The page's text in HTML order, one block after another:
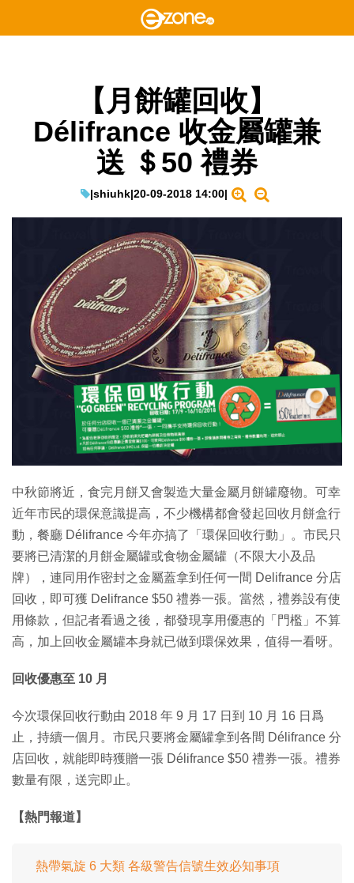
【月餅罐回收】
Délifrance 收金屬罐兼
送 ＄50 禮券
|shiuhk|20-09-2018 14:00|
中秋節將近，食完月餅又會製造大量金屬月餅罐廢物。可幸
近年市民的環保意識提高，不少機構都會發起回收月餅盒行
動，餐廳 Délifrance 今年亦搞了「環保回收行動」。市民只
要將已清潔的月餅金屬罐或食物金屬罐（不限大小及品
牌），連同用作密封之金屬蓋拿到任何一間 Delifrance 分店
回收，即可獲 Delifrance $50 禮券一張。當然，禮券設有使
用條款，但記者看過之後，都發現享用優惠的「門檻」不算
高，加上回收金屬罐本身就已做到環保效果，值得一看呀。
回收優惠至 10 月
今次環保回收行動由 2018 年 9 月 17 日到 10 月 16 日爲
止，持續一個月。市民只要將金屬罐拿到各間 Délifrance 分
店回收，就能即時獲贈一張 Délifrance $50 禮券一張。禮券
數量有限，送完即止。
【熱門報道】
熱帶氣旋 6 大類 各級警告信號生效必知事項